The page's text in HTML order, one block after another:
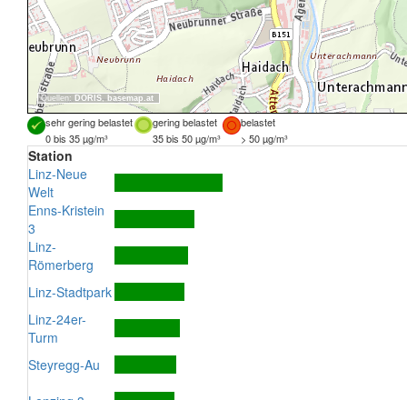
Quellen: DORIS, basemap.at
sehr gering belastet gering belastet
belastet
0 bis 35 µg/m³
35 bis 50 µg/m³ > 50 µg/m³
Station
Linz-Neue
Welt
Enns-Kristein
3
Linz-
Römerberg
Linz-Stadtpark
Linz-24er-
Turm
Steyregg-Au